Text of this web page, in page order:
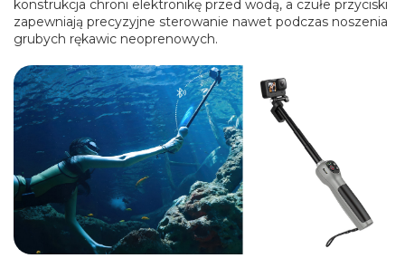
konstrukcja chroni elektronikę przed wodą, a czułe przyciski
zapewniają precyzyjne sterowanie nawet podczas noszenia
grubych rękawic neoprenowych.